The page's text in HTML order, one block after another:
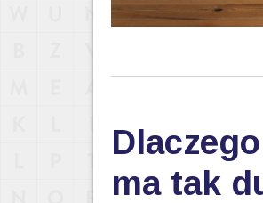
ma tak